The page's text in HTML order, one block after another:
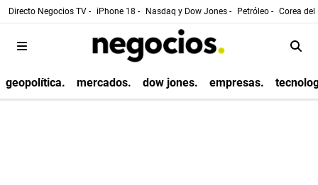
Directo Negocios TV - iPhone 18 - Nasdaq y Dow Jones - Petróleo - Corea
geopolítica. mercados. dow jones. empresas.